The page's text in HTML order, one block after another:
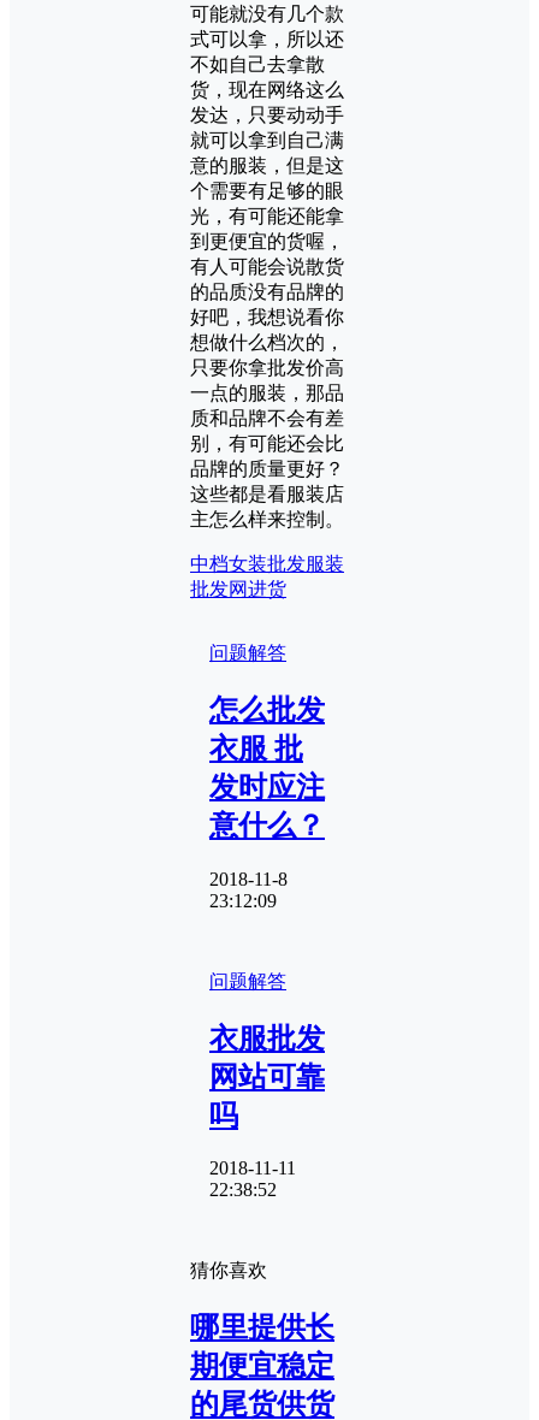
可能就没有几个款
式可以拿，所以还
不如自己去拿散
货，现在网络这么
发达，只要动动手
就可以拿到自己满
意的服装，但是这
个需要有足够的眼
光，有可能还能拿
到更便宜的货喔，
有人可能会说散货
的品质没有品牌的
好吧，我想说看你
想做什么档次的，
只要你拿批发价高
一点的服装，那品
质和品牌不会有差
别，有可能还会比
品牌的质量更好？
这些都是看服装店
主怎么样来控制。
中档女装批发服装
批发网进货
问题解答
怎么批发
衣服 批
发时应注
意什么？
2018-11-8
23:12:09
问题解答
衣服批发
网站可靠
吗
2018-11-11
22:38:52
猜你喜欢
哪里提供长
期便宜稳定
的尾货供货